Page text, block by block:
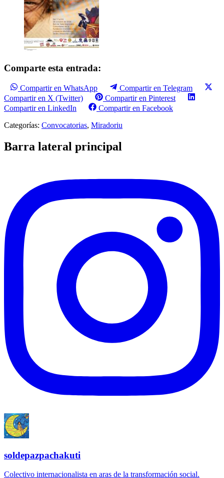
Comparte esta entrada:
Compartir en WhatsApp
Compartir en Telegram
Compartir en X (Twitter)
Compartir en Pinterest
Compartir en LinkedIn
Compartir en Facebook
Categorías: Convocatorias, Miradoriu
Barra lateral principal
soldepazpachakuti
Colectivo internacionalista en aras de la transformación social.